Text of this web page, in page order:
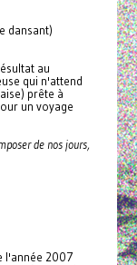
dansant)
au
qui n'attend
prête à
un voyage
de nos jours,
l'année 2007